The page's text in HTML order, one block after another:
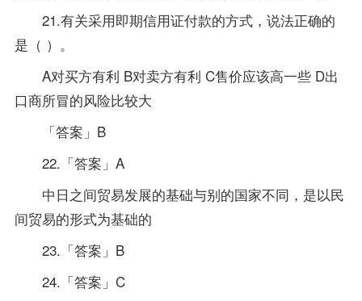
21.有关采用即期信用证付款的方式，说法正确的
是（ ）。
A对买方有利 B对卖方有利 C售价应该高一些 D出
口商所冒的风险比较大
「答案」B
22.「答案」A
中日之间贸易发展的基础与别的国家不同，是以民
间贸易的形式为基础的
23.「答案」B
24.「答案」C